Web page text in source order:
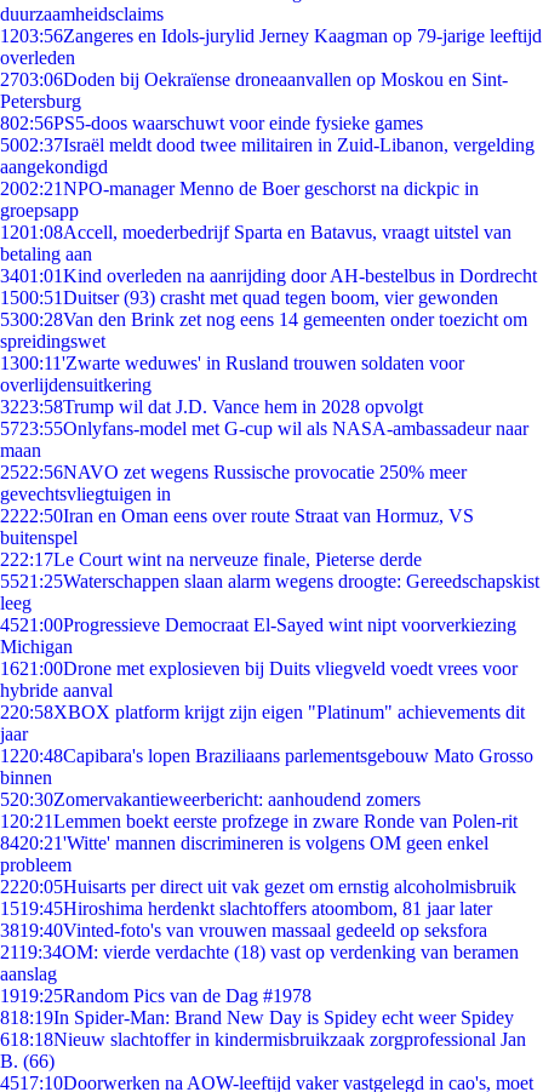
duurzaamheidsclaims
1203:56Zangeres en Idols-jurylid Jerney Kaagman op 79-jarige leeftijd
overleden
2703:06Doden bij Oekraïense droneaanvallen op Moskou en Sint-
Petersburg
802:56PS5-doos waarschuwt voor einde fysieke games
5002:37Israël meldt dood twee militairen in Zuid-Libanon, vergelding
aangekondigd
2002:21NPO-manager Menno de Boer geschorst na dickpic in
groepsapp
1201:08Accell, moederbedrijf Sparta en Batavus, vraagt uitstel van
betaling aan
3401:01Kind overleden na aanrijding door AH-bestelbus in Dordrecht
1500:51Duitser (93) crasht met quad tegen boom, vier gewonden
5300:28Van den Brink zet nog eens 14 gemeenten onder toezicht om
spreidingswet
1300:11'Zwarte weduwes' in Rusland trouwen soldaten voor
overlijdensuitkering
3223:58Trump wil dat J.D. Vance hem in 2028 opvolgt
5723:55Onlyfans-model met G-cup wil als NASA-ambassadeur naar
maan
2522:56NAVO zet wegens Russische provocatie 250% meer
gevechtsvliegtuigen in
2222:50Iran en Oman eens over route Straat van Hormuz, VS
buitenspel
222:17Le Court wint na nerveuze finale, Pieterse derde
5521:25Waterschappen slaan alarm wegens droogte: Gereedschapskist
leeg
4521:00Progressieve Democraat El-Sayed wint nipt voorverkiezing
Michigan
1621:00Drone met explosieven bij Duits vliegveld voedt vrees voor
hybride aanval
220:58XBOX platform krijgt zijn eigen "Platinum" achievements dit
jaar
1220:48Capibara's lopen Braziliaans parlementsgebouw Mato Grosso
binnen
520:30Zomervakantieweerbericht: aanhoudend zomers
1 20:21Lemmen boekt eerste profzege in zware Ronde van Polen-rit
8420:21'Witte' mannen discrimineren is volgens OM geen enkel
probleem
2220:05Huisarts per direct uit vak gezet om ernstig alcoholmisbruik
1519:45Hiroshima herdenkt slachtoffers atoombom, 81 jaar later
3819:40Vinted-foto's van vrouwen massaal gedeeld op seksfora
2119:34OM: vierde verdachte (18) vast op verdenking van beramen
aanslag
1919:25Random Pics van de Dag #1978
818:19In Spider-Man: Brand New Day is Spidey echt weer Spidey
618:18Nieuw slachtoffer in kindermisbruikzaak zorgprofessional Jan
B. (66)
4517:10Doorwerken na AOW-leeftijd vaker vastgelegd in cao's, moet